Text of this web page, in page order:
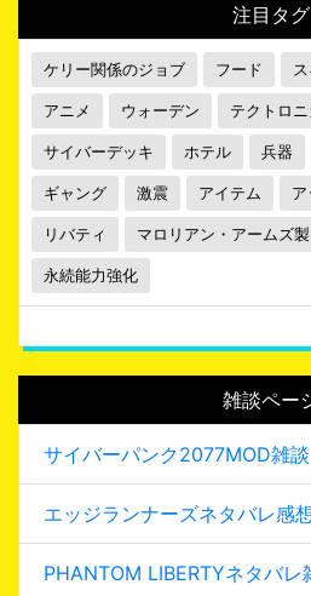
注目タグ
ケリー関係のジョブ フード
アニメ ウォーデン テクトロ
サイバーデッキ ホテル 兵器
ギャング 激震 アイテム
リバティ マロリアン・アームズ製
永続能力強化
雑談ペー
サイバーパンク2077MOD雑談
エッジランナーズネタバレ感
PHANTOM LIBERTYネタバレ